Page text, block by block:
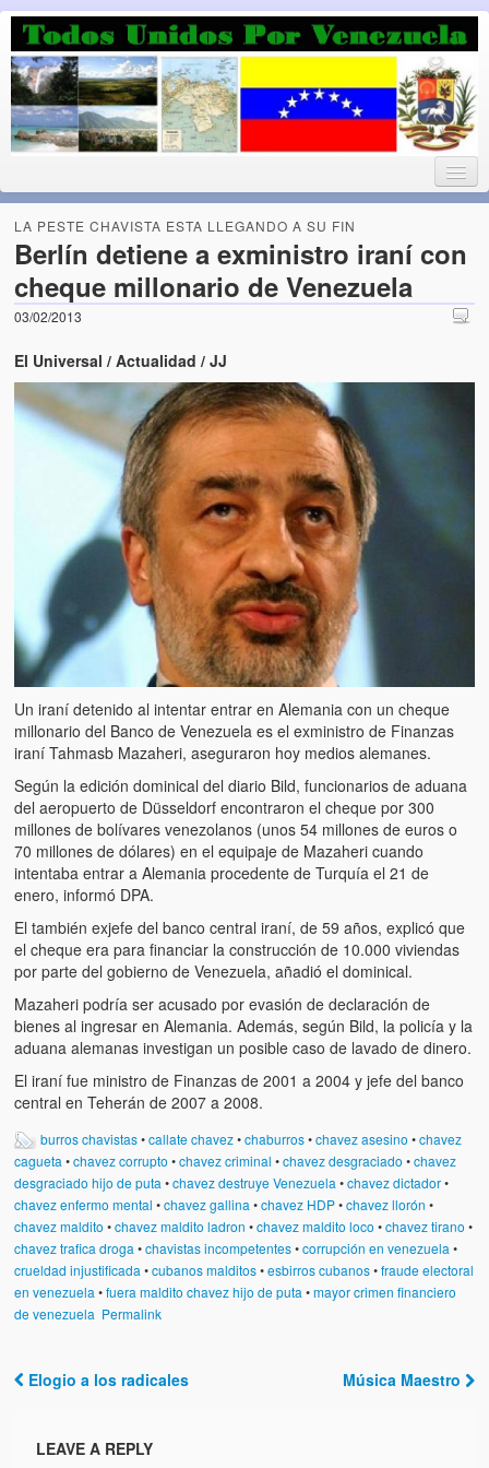
Luchando por la Democracia
Fuera el chavismo, la peor peste que le ha caido a esta tierra
Home
Todos Unidos por Venezuela te da la bienvenida a éste nuestro
Blog. (Todos Unidos por Venezuela welcomes you to our Blog)
Acerca de este blog (About this Blog)
El Tipo y los Rojos en Los Teques (The Jerk and the Reds in
Teques)
Hablé con Chavistas (I spoke with chavistas)
La burla del Chavez “tan amante de los niños” (The mockery of
Chavez “such a children lover”)
Los niños de las calles de Venezuela (Children of the streets of
Venezuela)
Luis y El Mono… en armas (Luis and El Mono… armed)
Puente Llaguno, Miraflores… ¿y Lina?
Radio Emisoras y canales de televisión clausurados por el
de Chávez hasta el 2009
Victimas del 11 de abril de 2002
Víctimas del régimen dictatorial de Chávez desde que tomó el
poder hasta el 31 de diciembre de 2009
Víctimas inocentes de la violencia castrista del 4 de Febrero de
1992
your country!!!)
Fotos
Versos
Cuentos
Videos
LA PESTE CHAVISTA ESTA LLEGANDO A SU FIN
Berlín detiene a exministro iraní con
cheque millonario de Venezuela
03/02/2013
El Universal / Actualidad / JJ
Un iraní detenido al intentar entrar en Alemania con un cheque
millonario del Banco de Venezuela es el exministro de Finanzas
iraní Tahmasb Mazaheri, aseguraron hoy medios alemanes.
Según la edición dominical del diario Bild, funcionarios de aduana
del aeropuerto de Düsseldorf encontraron el cheque por 300
millones de bolívares venezolanos (unos 54 millones de euros o
70 millones de dólares) en el equipaje de Mazaheri cuando
intentaba entrar a Alemania procedente de Turquía el 21 de
enero, informó DPA.
El también exjefe del banco central iraní, de 59 años, explicó que
el cheque era para financiar la construcción de 10.000 viviendas
por parte del gobierno de Venezuela, añadió el dominical.
Mazaheri podría ser acusado por evasión de declaración de
bienes al ingresar en Alemania. Además, según Bild, la policía y la
aduana alemanas investigan un posible caso de lavado de dinero.
El iraní fue ministro de Finanzas de 2001 a 2004 y jefe del banco
central en Teherán de 2007 a 2008.
burros chavistas•callate chavez•chaburros•chavez asesino •chavez
cagueta •chavez corrupto •chavez criminal •chavez desgraciado •chavez
desgraciado hijo de puta •chavez destruye Venezuela •chavez dictador•
chavez enfermo mental •chavez gallina •chavez HDP•chavez llorón •
chavez maldito •chavez maldito ladron •chavez maldito loco •chavez tirano •
chavez trafica droga •chavistas incompetentes•corrupción en venezuela •
crueldad injustificada •cubanos malditos•esbirros cubanos•fraude electoral
en venezuela •fuera maldito chavez hijo de puta •mayor crimen financiero
de venezuela Permalink
Post navigation
Elogio a los radicales Música Maestro
LEAVE A REPLY